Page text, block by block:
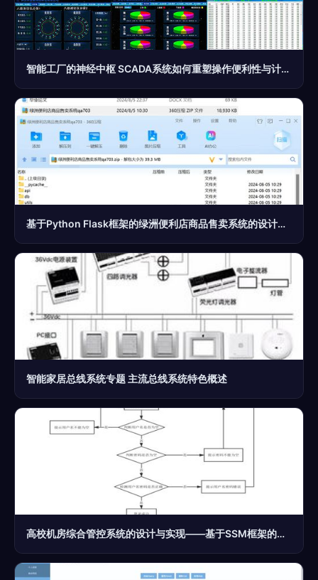
智能工厂的神经中枢 SCADA系统如何重塑操作便利性与计算机服务体系
基于Python Flask框架的绿洲便利店商品售卖系统的设计与实现
智能家居总线系统专题 主流总线系统特色概述
高校机房综合管控系统的设计与实现——基于SSM框架的计算机系统服务应用